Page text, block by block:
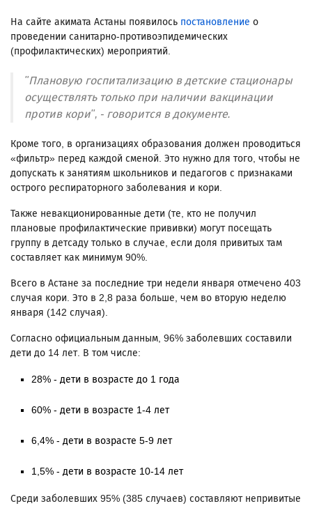
На сайте акимата Астаны появилось постановление о
проведении санитарно-противоэпидемических
(профилактических) мероприятий.
"Плановую госпитализацию в детские стационары
осуществлять только при наличии вакцинации
против кори", - говорится в документе.
Кроме того, в организациях образования должен проводиться
«фильтр» перед каждой сменой. Это нужно для того, чтобы не
допускать к занятиям школьников и педагогов с признаками
острого респираторного заболевания и кори.
Также невакционированные дети (те, кто не получил
плановые профилактические прививки) могут посещать
группу в детсаду только в случае, если доля привитых там
составляет как минимум 90%.
Всего в Астане за последние три недели января отмечено 403
случая кори. Это в 2,8 раза больше, чем во вторую неделю
января (142 случая).
Согласно официальным данным, 96% заболевших составили
дети до 14 лет. В том числе:
28% - дети в возрасте до 1 года
60% - дети в возрасте 1-4 лет
6,4% - дети в возрасте 5-9 лет
1,5% - дети в возрасте 10-14 лет
Среди заболевших 95% (385 случаев) составляют непривитые